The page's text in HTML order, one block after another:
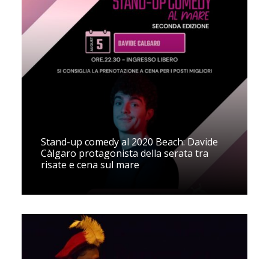
Stand-up comedy al 2020 Beach: Davide
Càlgaro protagonista della serata tra
risate e cena sul mare